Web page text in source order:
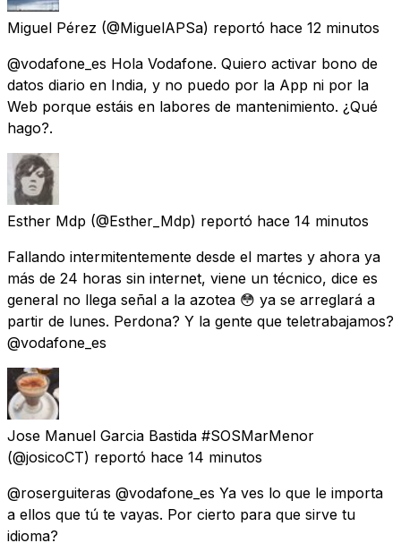
Miguel Pérez (@MiguelAPSa) reportó hace 12 minutos
@vodafone_es Hola Vodafone. Quiero activar bono de
datos diario en India, y no puedo por la App ni por la
Web porque estáis en labores de mantenimiento. ¿Qué
hago?.
Esther Mdp (@Esther_Mdp) reportó hace 14 minutos
Fallando intermitentemente desde el martes y ahora ya
más de 24 horas sin internet, viene un técnico, dice es
general no llega señal a la azotea 😳 ya se arreglará a
partir de lunes. Perdona? Y la gente que teletrabajamos?
@vodafone_es
Jose Manuel Garcia Bastida #SOSMarMenor
(@josicoCT) reportó hace 14 minutos
@roserguiteras @vodafone_es Ya ves lo que le importa
a ellos que tú te vayas. Por cierto para que sirve tu
idioma?